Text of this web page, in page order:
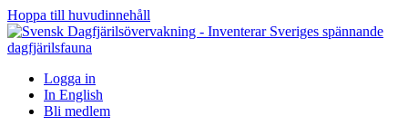
Hoppa till huvudinnehåll
Logga in
In English
Bli medlem